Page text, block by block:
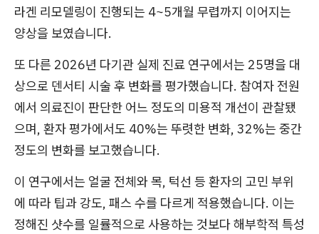
라겐 리모델링이 진행되는 4~5개월 무렵까지 이어지는
양상을 보였습니다.
또 다른 2026년 다기관 실제 진료 연구에서는 25명을 대
상으로 덴서티 시술 후 변화를 평가했습니다. 참여자 전원
에서 의료진이 판단한 어느 정도의 미용적 개선이 관찰됐
으며, 환자 평가에서도 40%는 뚜렷한 변화, 32%는 중간
정도의 변화를 보고했습니다.
이 연구에서는 얼굴 전체와 목, 턱선 등 환자의 고민 부위
에 따라 팁과 강도, 패스 수를 다르게 적용했습니다. 이는
정해진 샷수를 일률적으로 사용하는 것보다 해부학적 특성